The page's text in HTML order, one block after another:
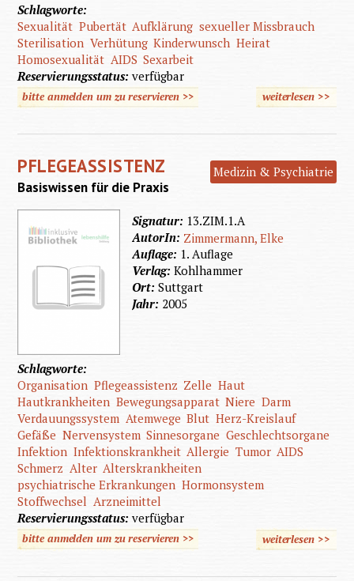
Schlagworte:
Sexualität Pubertät Aufklärung sexueller Missbrauch
Sterilisation Verhütung Kinderwunsch Heirat
Homosexualität AIDS Sexarbeit
Reservierungsstatus:verfügbar
bitte anmelden um zu reservieren >> weiterlesen
über
Ihr
>>
PFLEGEASSISTENZ Medizin & Psychiatrie
Basiswissen für die Praxis
Signatur: 13.ZIM.1.A
AutorIn: Zimmermann, Elke
Auflage: 1. Auflage
Verlag:Kohlhammer
Ort:Suttgart
Jahr: 2005
Schlagworte:
Organisation Pflegeassistenz Zelle Haut
Hautkrankheiten Bewegungsapparat Niere Darm
Verdauungssystem Atemwege Blut Herz-Kreislauf
Gefäße Nervensystem Sinnesorgane Geschlechtsorgane
Infektion Infektionskrankheit Allergie Tumor AIDS
Schmerz Alter Alterskrankheiten
psychiatrische Erkrankungen Hormonsystem
Stoffwechsel Arzneimittel
Reservierungsstatus:verfügbar
bitte anmelden um zu reservieren >> weiterlesen>>